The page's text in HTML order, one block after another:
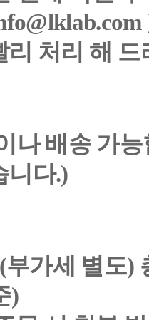
리 처리 해
나 배송 가
니다.)
가세 별도)
)